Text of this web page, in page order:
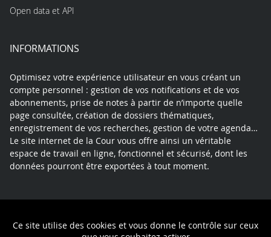
Ce site utilise des cookies et vous donne le contrôle sur ceux
Open data et API
INFORMATIONS
Optimisez votre expérience utilisateur en vous créant un
compte personnel : gestion de vos notifications et de vos
abonnements, prise de notes à partir de n’importe quelle
page consultée, création de dossiers thématiques,
enregistrement de vos recherches, gestion de votre agenda…
Le site internet de la Cour vous offre ainsi un véritable
espace de travail en ligne, fonctionnel et sécurisé, dont les
données pourront être exportées à tout moment.
Politique de confidentialité